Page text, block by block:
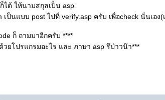
ได้ ให้นามสกุลเป็น asp
ป็นแบบ post ไปที่ verify.asp ครับ เพื่อcheck นั่นเอ
ก็ ถามมาอีกครับ ****
วยโปรแกรมอะไร และ ภาษา asp รึป่าวน๊า***